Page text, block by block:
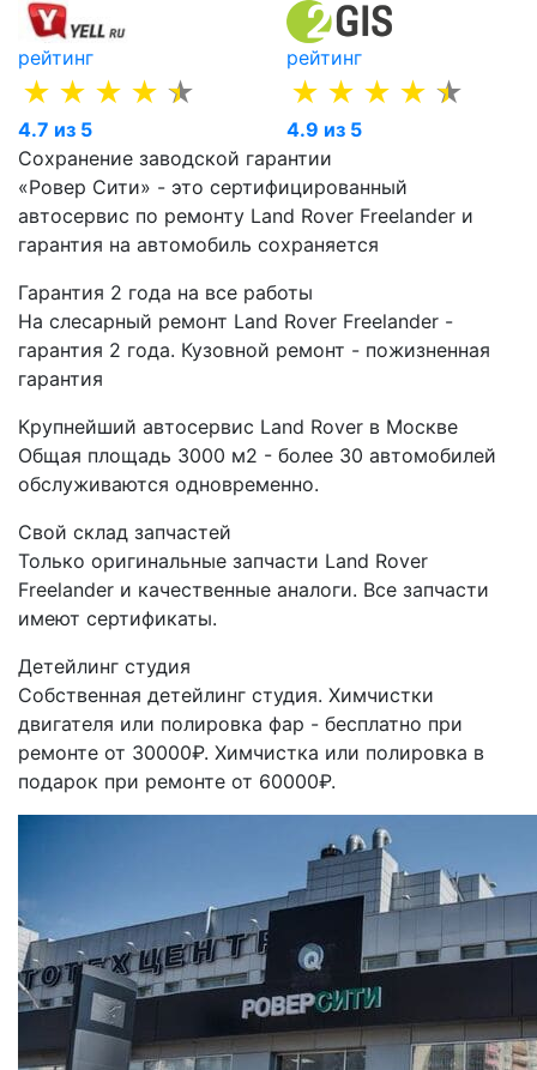
рейтинг
4.7 из 5
рейтинг
4.9 из 5
Сохранение заводской гарантии
«Ровер Сити» - это сертифицированный
автосервис по ремонту Land Rover Freelander и
гарантия на автомобиль сохраняется
Гарантия 2 года на все работы
На слесарный ремонт Land Rover Freelander -
гарантия 2 года. Кузовной ремонт - пожизненная
гарантия
Крупнейший автосервис Land Rover в Москве
Общая площадь 3000 м2 - более 30 автомобилей
обслуживаются одновременно.
Свой склад запчастей
Только оригинальные запчасти Land Rover
Freelander и качественные аналоги. Все запчасти
имеют сертификаты.
Детейлинг студия
Собственная детейлинг студия. Химчистки
двигателя или полировка фар - бесплатно при
ремонте от 30000₽. Химчистка или полировка в
подарок при ремонте от 60000₽.